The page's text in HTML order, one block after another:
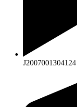
J2007001304124